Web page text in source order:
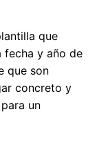
que
fecha y año de
que son
concreto y
un